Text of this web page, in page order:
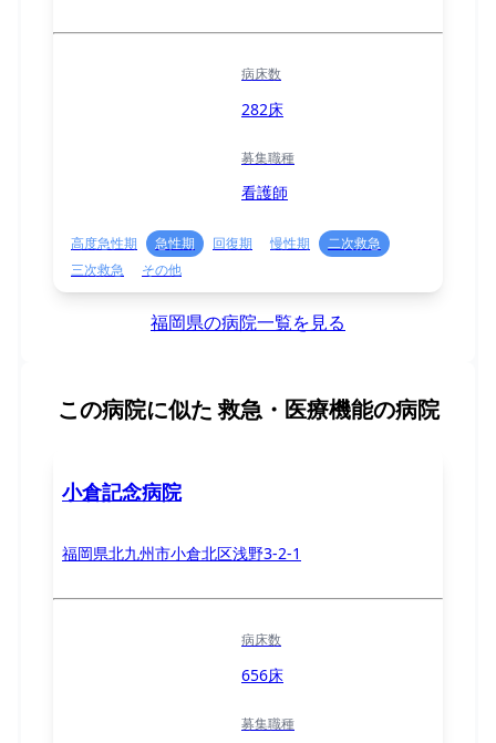
病床数
282床
募集職種
看護師
高度急性期 急性期 回復期 慢性期
二次救急
三次救急
その他
福岡県の病院一覧を見る
この病院に似た 救急・医療機能の病院
小倉記念病院
福岡県北九州市小倉北区浅野3-2-1
病床数
656床
募集職種